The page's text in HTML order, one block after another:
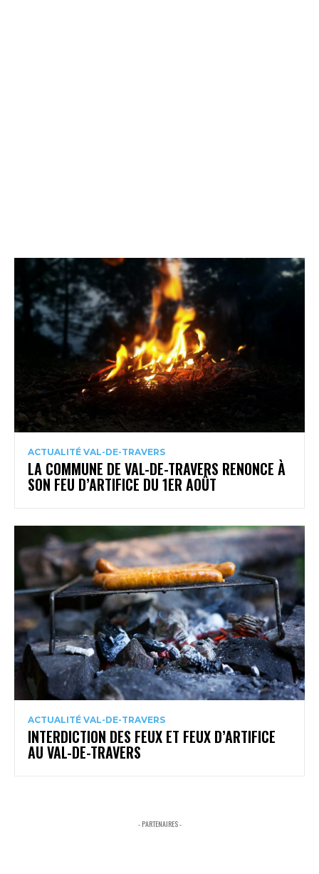
ACTUALITÉ VAL-DE-TRAVERS
LA COMMUNE DE VAL-DE-TRAVERS RENONCE À
SON FEU D’ARTIFICE DU 1ER AOÛT
ACTUALITÉ VAL-DE-TRAVERS
INTERDICTION DES FEUX ET FEUX D’ARTIFICE
AU VAL-DE-TRAVERS
- PARTENAIRES -